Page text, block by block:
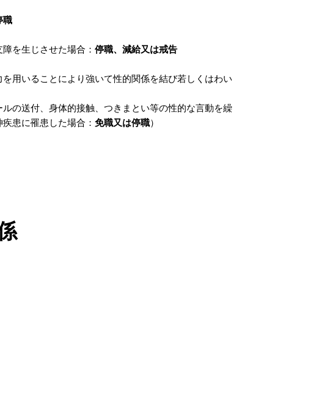
職
を生じさせた場合： 停職、減給又は戒告
用いることにより強いて性的関係を結び若しくはわい
の送付、身体的接触、つきまとい等の性的な言動を繰
患に罹患した場合： 免職又は停職）